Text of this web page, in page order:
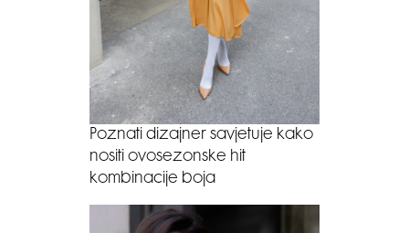
Poznati dizajner savjetuje kako
nositi ovosezonske hit
kombinacije boja